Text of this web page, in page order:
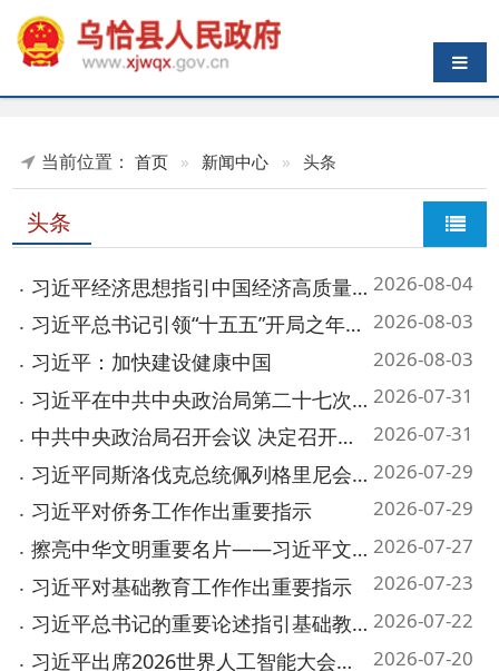
导航切换
头条
2026-08-04
习近平经济思想指引中国经济高质量发展行稳致远
2026-08-03
习近平总书记引领“十五五”开局之年中国经济破浪前行
2026-08-03
习近平：加快建设健康中国
2026-07-31
中共中央政治局召开会议 决定召开二十届五中全会 分析研究当前经济形势和经济工作 中共...
2026-07-29
2026-07-29
习近平对侨务工作作出重要指示
2026-07-27
擦亮中华文明重要名片——习近平文化思想引领中国世界遗产申报保护工作壮阔实践
2026-07-23
习近平对基础教育工作作出重要指示
2026-07-22
习近平总书记的重要论述指引基础教育改革发展开创新局面
2026-07-20
习近平出席2026世界人工智能大会暨人工智能全球治理高级别会议开幕式并发表主旨讲话
2026-07-17
习近平在2026世界人工智能大会暨人工智能全球治理高级别会议开幕式上发表主旨讲话
2026-07-17
习近平会见哈萨克斯坦总统托卡耶夫